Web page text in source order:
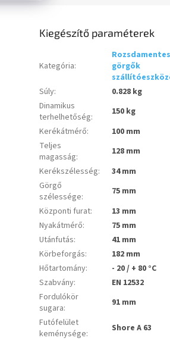
Kiegészítő paraméterek
Kategória:
Rozsdamentes
görgők
Súly:
0.828 kg
Dinamikus
terhelhetőség:
150 kg
Kerékátmérő:
100 mm
Teljes
magasság:
128 mm
Kerékszélesség:
34 mm
Görgő
szélessége:
75 mm
Központi furat:
13 mm
Nyakátmérő:
75 mm
Utánfutás:
41 mm
Körbeforgás:
182 mm
Hőtartomány:
- 20 / + 80 °C
Szabvány:
EN 12532
Fordulókör
sugara:
91 mm
Futófelület
keménysége:
Shore A 63